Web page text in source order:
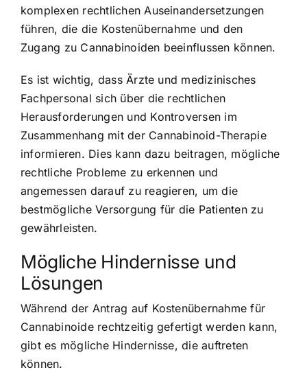
komplexen rechtlichen Auseinandersetzungen
führen, die die Kostenübernahme und den
Zugang zu Cannabinoiden beeinflussen können.
Es ist wichtig, dass Ärzte und medizinisches
Fachpersonal sich über die rechtlichen
Herausforderungen und Kontroversen im
Zusammenhang mit der Cannabinoid-Therapie
informieren. Dies kann dazu beitragen, mögliche
rechtliche Probleme zu erkennen und
angemessen darauf zu reagieren, um die
bestmögliche Versorgung für die Patienten zu
gewährleisten.
Mögliche Hindernisse und
Lösungen
Während der Antrag auf Kostenübernahme für
Cannabinoide rechtzeitig gefertigt werden kann,
gibt es mögliche Hindernisse, die auftreten
können.